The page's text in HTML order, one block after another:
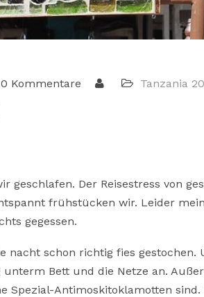
0 Kommentare Tanzania
geschlafen. Der Reisestress von
frühstücken wir. Leider
gegessen.
nacht schon richtig fies
Bett und die Netze an.
Spezial-Antimoskitoklamotten